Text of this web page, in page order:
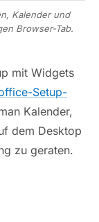
Kalender und
Browser-Tab.
mit Widgets
Setup-
Kalender,
dem Desktop
zu geraten.